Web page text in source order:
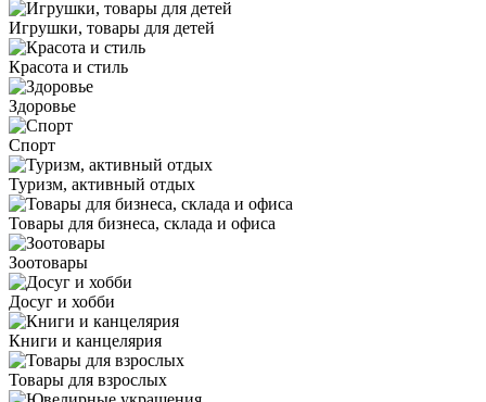
Игрушки, товары для детей
Красота и стиль
Здоровье
Спорт
Туризм, активный отдых
Товары для бизнеса, склада и офиса
Зоотовары
Досуг и хобби
Книги и канцелярия
Товары для взрослых